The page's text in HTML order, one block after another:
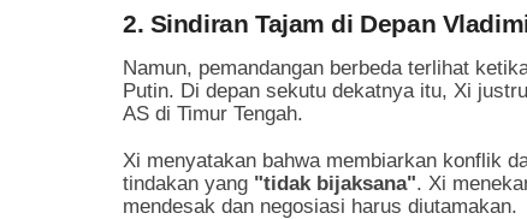
2. Sindiran Tajam di Depan
Namun, pemandangan berbeda terlihat
Putin. Di depan sekutu dekatnya itu, Xi
AS di Timur Tengah.
Xi menyatakan bahwa membiarkan konflik
tindakan yang "tidak bijaksana". Xi
mendesak dan negosiasi harus diutamakan.